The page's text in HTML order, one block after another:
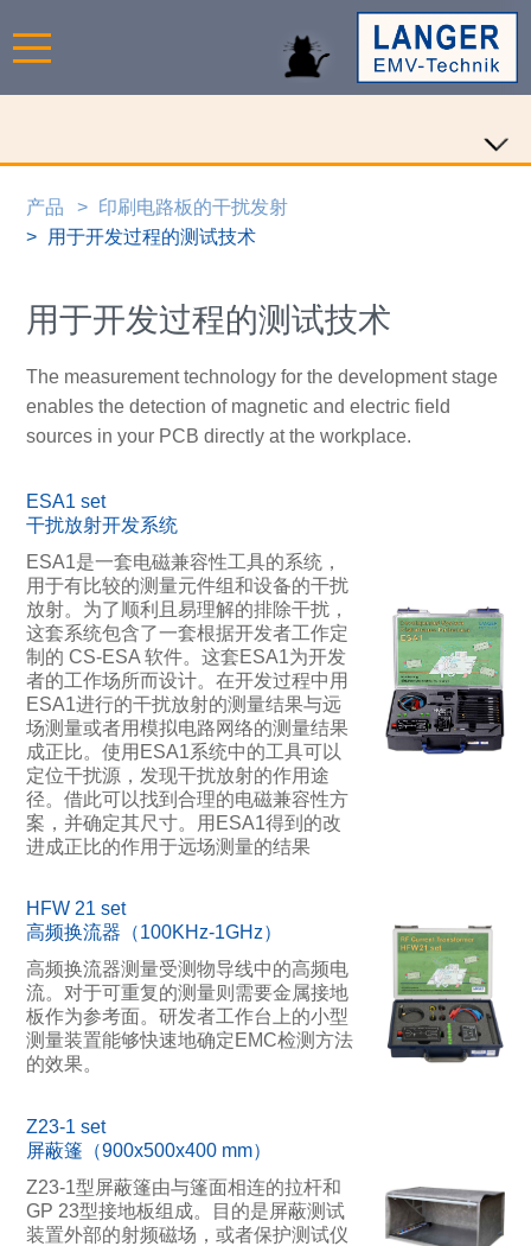
产品
印刷电路板的干扰发射
用于开发过程的测试技术
用于开发过程的测试技术
The measurement technology for the development stage
enables the detection of magnetic and electric field
sources in your PCB directly at the workplace.
ESA1 set
干扰放射开发系统
ESA1是一套电磁兼容性工具的系统，
用于有比较的测量元件组和设备的干扰
放射。为了顺利且易理解的排除干扰，
这套系统包含了一套根据开发者工作定
制的 CS-ESA 软件。这套ESA1为开发
者的工作场所而设计。在开发过程中用
ESA1进行的干扰放射的测量结果与远
场测量或者用模拟电路网络的测量结果
成正比。使用ESA1系统中的工具可以
定位干扰源，发现干扰放射的作用途
径。借此可以找到合理的电磁兼容性方
案，并确定其尺寸。用ESA1得到的改
进成正比的作用于远场测量的结果
HFW 21 set
高频换流器（100KHz-1GHz）
高频换流器测量受测物导线中的高频电
流。对于可重复的测量则需要金属接地
板作为参考面。研发者工作台上的小型
测量装置能够快速地确定EMC检测方法
的效果。
Z23-1 set
屏蔽篷（900x500x400 mm）
Z23-1型屏蔽篷由与篷面相连的拉杆和
GP 23型接地板组成。目的是屏蔽测试
装置外部的射频磁场，或者保护测试仪